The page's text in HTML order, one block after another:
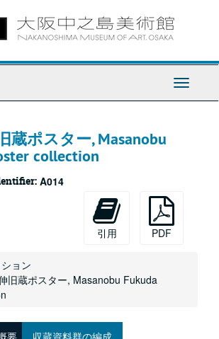
Toggle
蔵ポスター, Masanobu
collection
A014
引用 PDF
ョン
旧蔵ポスター, Masanobu Fukuda
要
収蔵資料群の編成